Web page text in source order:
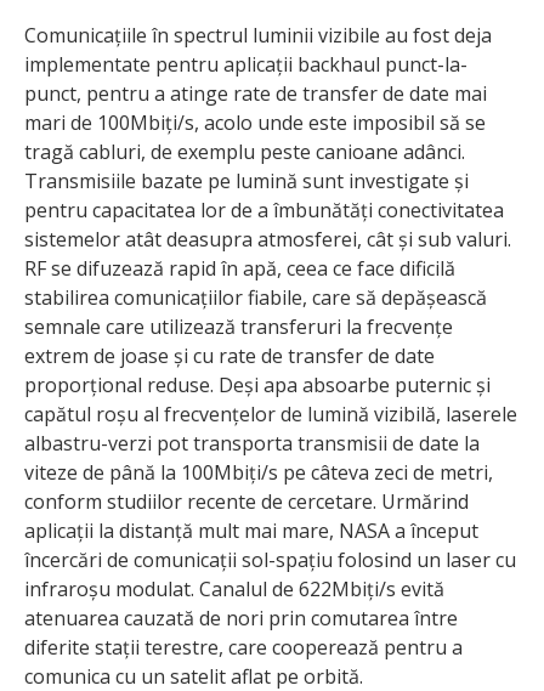
Comunicațiile în spectrul luminii vizibile au fost deja
implementate pentru aplicații backhaul punct-la-
punct, pentru a atinge rate de transfer de date mai
mari de 100Mbiți/s, acolo unde este imposibil să se
tragă cabluri, de exemplu peste canioane adânci.
Transmisiile bazate pe lumină sunt investigate și
pentru capacitatea lor de a îmbunătăți conectivitatea
sistemelor atât deasupra atmosferei, cât și sub valuri.
RF se difuzează rapid în apă, ceea ce face dificilă
stabilirea comunicațiilor fiabile, care să depășească
semnale care utilizează transferuri la frecvențe
extrem de joase și cu rate de transfer de date
proporțional reduse. Deși apa absoarbe puternic și
capătul roșu al frecvențelor de lumină vizibilă, laserele
albastru-verzi pot transporta transmisii de date la
viteze de până la 100Mbiți/s pe câteva zeci de metri,
conform studiilor recente de cercetare. Urmărind
aplicații la distanță mult mai mare, NASA a început
încercări de comunicații sol-spațiu folosind un laser cu
infraroșu modulat. Canalul de 622Mbiți/s evită
atenuarea cauzată de nori prin comutarea între
diferite stații terestre, care cooperează pentru a
comunica cu un satelit aflat pe orbită.